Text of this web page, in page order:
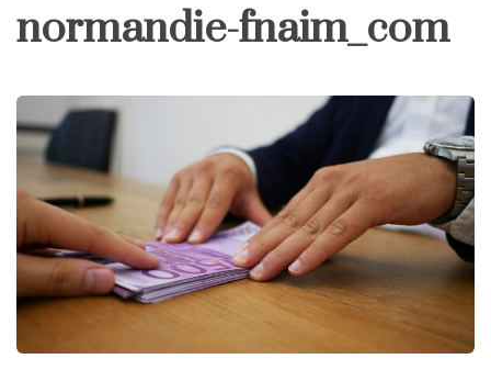
normandie-fnaim_com